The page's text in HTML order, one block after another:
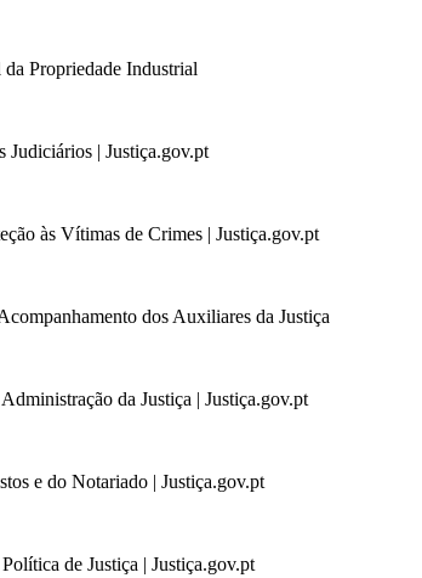
Propriedade Industrial
Judiciários | Justiça.gov.pt
às Vítimas de Crimes | Justiça.gov.pt
dos Auxiliares da Justiça
da Justiça | Justiça.gov.pt
e do Notariado | Justiça.gov.pt
de Justiça | Justiça.gov.pt